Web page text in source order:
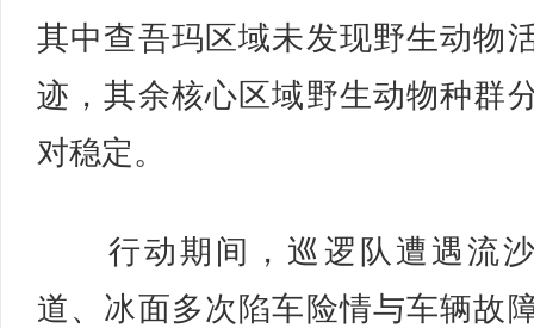
其中查吾玛区域未发现野生动物
迹，其余核心区域野生动物种群
对稳定。
行动期间，巡逻队遭遇流
道、冰面多次陷车险情与车辆故